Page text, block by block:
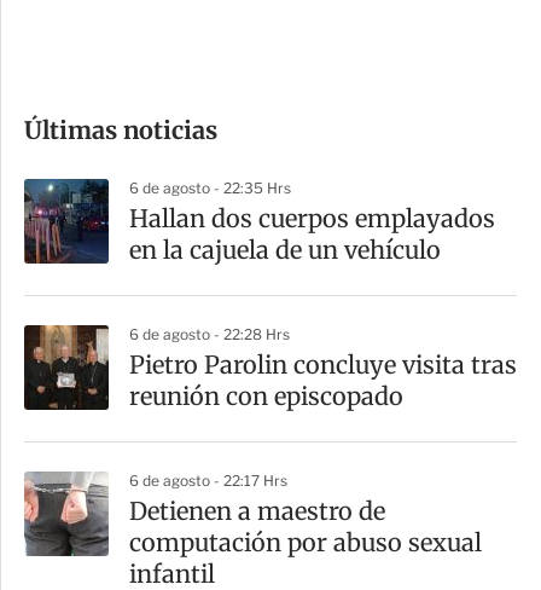
m
a
t
i
r
Últimas noticias
6 de agosto - 22:35 Hrs
Hallan dos cuerpos emplayados
en la cajuela de un vehículo
6 de agosto - 22:28 Hrs
Pietro Parolin concluye visita tras
reunión con episcopado
6 de agosto - 22:17 Hrs
Detienen a maestro de
computación por abuso sexual
infantil